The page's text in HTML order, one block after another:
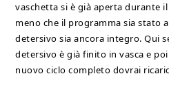
vaschetta si è già aperta durante
meno che il programma sia stato
detersivo sia ancora integro. Qui
detersivo è già finito in vasca e
nuovo ciclo completo dovrai